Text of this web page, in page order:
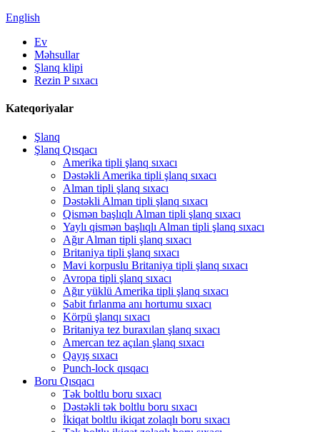
English
Ev
Məhsullar
Şlanq klipi
Rezin P sıxacı
Kateqoriyalar
Şlanq
Şlanq Qısqacı
Amerika tipli şlanq sıxacı
Dəstəkli Amerika tipli şlanq sıxacı
Alman tipli şlanq sıxacı
Dəstəkli Alman tipli şlanq sıxacı
Qismən başlıqlı Alman tipli şlanq sıxacı
Yaylı qismən başlıqlı Alman tipli şlanq sıxacı
Ağır Alman tipli şlanq sıxacı
Britaniya tipli şlanq sıxacı
Mavi korpuslu Britaniya tipli şlanq sıxacı
Avropa tipli şlanq sıxacı
Ağır yüklü Amerika tipli şlanq sıxacı
Sabit fırlanma anı hortumu sıxacı
Körpü şlanqı sıxacı
Britaniya tez buraxılan şlanq sıxacı
Amercan tez açılan şlanq sıxacı
Qayış sıxacı
Punch-lock qısqacı
Boru Qısqacı
Tək boltlu boru sıxacı
Dəstəkli tək boltlu boru sıxacı
İkiqat boltlu ikiqat zolaqlı boru sıxacı